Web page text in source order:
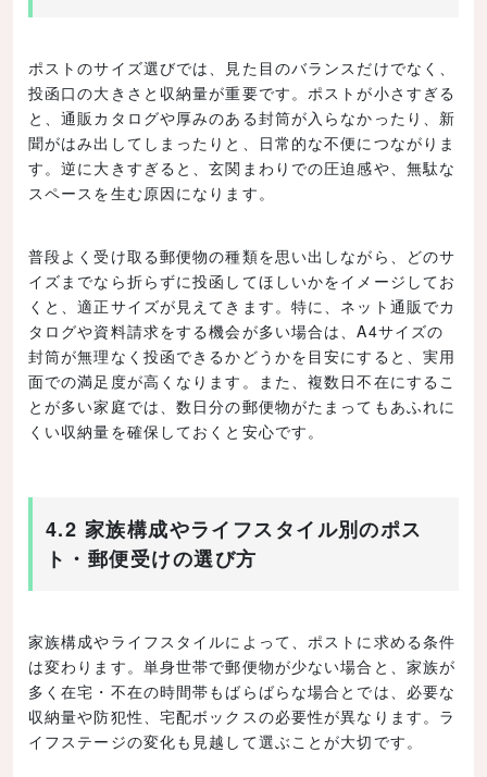
ポストのサイズ選びでは、見た目のバランスだけでなく、
投函口の大きさと収納量が重要です。ポストが小さすぎる
と、通販カタログや厚みのある封筒が入らなかったり、新
聞がはみ出してしまったりと、日常的な不便につながりま
す。逆に大きすぎると、玄関まわりでの圧迫感や、無駄な
スペースを生む原因になります。
普段よく受け取る郵便物の種類を思い出しながら、どのサ
イズまでなら折らずに投函してほしいかをイメージしてお
くと、適正サイズが見えてきます。特に、ネット通販でカ
タログや資料請求をする機会が多い場合は、A4サイズの
封筒が無理なく投函できるかどうかを目安にすると、実用
面での満足度が高くなります。また、複数日不在にするこ
とが多い家庭では、数日分の郵便物がたまってもあふれに
くい収納量を確保しておくと安心です。
4.2 家族構成やライフスタイル別のポス
ト・郵便受けの選び方
家族構成やライフスタイルによって、ポストに求める条件
は変わります。単身世帯で郵便物が少ない場合と、家族が
多く在宅・不在の時間帯もばらばらな場合とでは、必要な
収納量や防犯性、宅配ボックスの必要性が異なります。ラ
イフステージの変化も見越して選ぶことが大切です。